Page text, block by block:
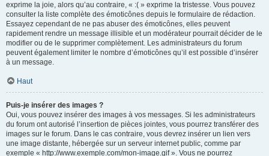
exprime la joie, alors qu’au contraire, « :( » exprime la tristesse. Vous pouvez
consulter la liste complète des émoticônes depuis le formulaire de rédaction.
Essayez cependant de ne pas abuser des émoticônes, elles peuvent
rapidement rendre un message illisible et un modérateur pourrait décider de le
modifier ou de le supprimer complètement. Les administrateurs du forum
peuvent également limiter le nombre d’émoticônes qu’il est possible d’insérer
à un message.
Haut
Puis-je insérer des images ?
Oui, vous pouvez insérer des images à vos messages. Si les administrateurs
du forum ont autorisé l’insertion de pièces jointes, vous pourrez transférer des
images sur le forum. Dans le cas contraire, vous devrez insérer un lien vers
une image distante, hébergée sur un serveur internet public, comme par
exemple « http://www.exemple.com/mon-image.gif ». Vous ne pourrez